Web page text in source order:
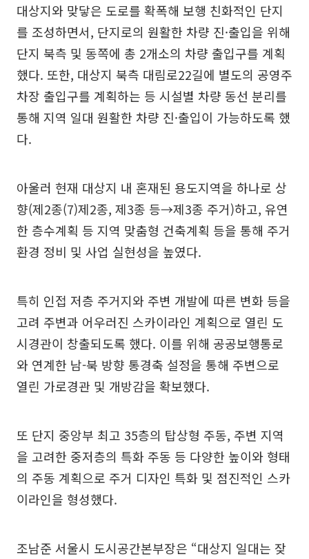
대상지와 맞닿은 도로를 확폭해 보행 친화적인 단지
를 조성하면서, 단지로의 원활한 차량 진·출입을 위해
단지 북측 및 동쪽에 총 2개소의 차량 출입구를 계획
했다. 또한, 대상지 북측 대림로22길에 별도의 공영주
차장 출입구를 계획하는 등 시설별 차량 동선 분리를
통해 지역 일대 원활한 차량 진·출입이 가능하도록 했
다.
아울러 현재 대상지 내 혼재된 용도지역을 하나로 상
향(제2종(7)제2종, 제3종 등→제3종 주거)하고, 유연
한 층수계획 등 지역 맞춤형 건축계획 등을 통해 주거
환경 정비 및 사업 실현성을 높였다.
특히 인접 저층 주거지와 주변 개발에 따른 변화 등을
고려 주변과 어우러진 스카이라인 계획으로 열린 도
시경관이 창출되도록 했다. 이를 위해 공공보행통로
와 연계한 남-북 방향 통경축 설정을 통해 주변으로
열린 가로경관 및 개방감을 확보했다.
또 단지 중앙부 최고 35층의 탑상형 주동, 주변 지역
을 고려한 중저층의 특화 주동 등 다양한 높이와 형태
의 주동 계획으로 주거 디자인 특화 및 점진적인 스카
이라인을 형성했다.
조남준 서울시 도시공간본부장은 “대상지 일대는 잦